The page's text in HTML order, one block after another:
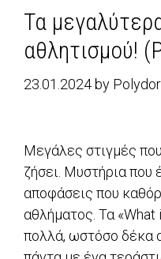
Τα
αθλητισμού!
23.01.2024 by
Μεγάλες στιγμές
ζήσει. Μυστήρια που
αποφάσεις που
αθλήματος. Τα «What
πολλά, ωστόσο δέκα